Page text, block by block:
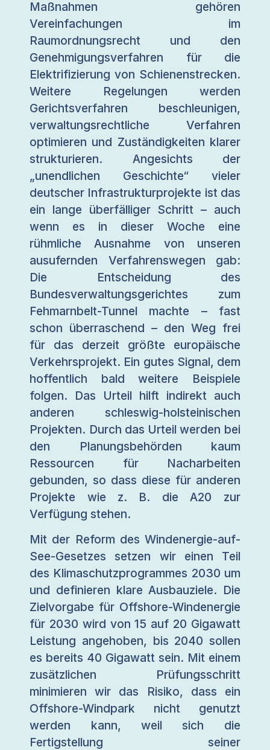
Maßnahmen gehören
Vereinfachungen im
Raumordnungsrecht und den
Genehmigungsverfahren für die
Elektrifizierung von Schienenstrecken.
Weitere Regelungen werden
Gerichtsverfahren beschleunigen,
verwaltungsrechtliche Verfahren
optimieren und Zuständigkeiten klarer
strukturieren. Angesichts der
„unendlichen Geschichte“ vieler
deutscher Infrastrukturprojekte ist das
ein lange überfälliger Schritt – auch
wenn es in dieser Woche eine
rühmliche Ausnahme von unseren
ausufernden Verfahrenswegen gab:
Die Entscheidung des
Bundesverwaltungsgerichtes zum
Fehmarnbelt-Tunnel machte – fast
schon überraschend – den Weg frei
für das derzeit größte europäische
Verkehrsprojekt. Ein gutes Signal, dem
hoffentlich bald weitere Beispiele
folgen. Das Urteil hilft indirekt auch
anderen schleswig-holsteinischen
Projekten. Durch das Urteil werden bei
den Planungsbehörden kaum
Ressourcen für Nacharbeiten
gebunden, so dass diese für anderen
Projekte wie z. B. die A20 zur
Verfügung stehen.
Mit der Reform des Windenergie-auf-
See-Gesetzes setzen wir einen Teil
des Klimaschutzprogrammes 2030 um
und definieren klare Ausbauziele. Die
Zielvorgabe für Offshore-Windenergie
für 2030 wird von 15 auf 20 Gigawatt
Leistung angehoben, bis 2040 sollen
es bereits 40 Gigawatt sein. Mit einem
zusätzlichen Prüfungsschritt
minimieren wir das Risiko, dass ein
Offshore-Windpark nicht genutzt
werden kann, weil sich die
Fertigstellung seiner